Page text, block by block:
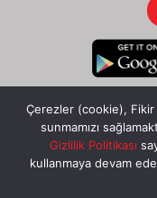
Çerezler (cookie),
sunmamızı
Gizlilik Politikası
kullanmaya devam